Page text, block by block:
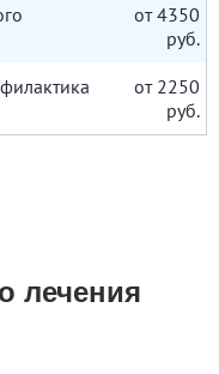
от 4350
руб.
от 2250
руб.
лечения